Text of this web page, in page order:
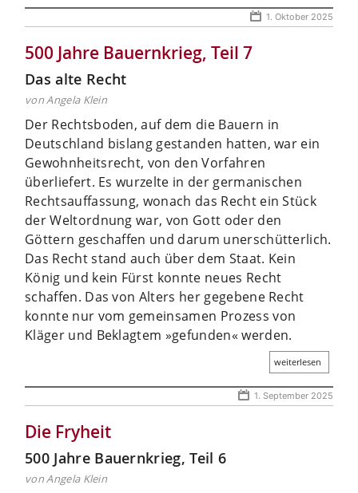
1. Oktober 2025
500 Jahre Bauernkrieg, Teil 7
Das alte Recht
von Angela Klein
Der Rechtsboden, auf dem die Bauern in
Deutschland bislang gestanden hatten, war ein
Gewohnheitsrecht, von den Vorfahren
überliefert. Es wurzelte in der germanischen
Rechtsauffassung, wonach das Recht ein Stück
der Weltordnung war, von Gott oder den
Göttern geschaffen und darum unerschütterlich.
Das Recht stand auch über dem Staat. Kein
König und kein Fürst konnte neues Recht
schaffen. Das von Alters her gegebene Recht
konnte nur vom gemeinsamen Prozess von
Kläger und Beklagtem »gefunden« werden.
weiterlesen
1. September 2025
Die Fryheit
500 Jahre Bauernkrieg, Teil 6
von Angela Klein